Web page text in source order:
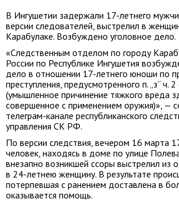
В Ингушетии задержали 17-летнего
версии следователей, выстрелил в
Карабулаке. Возбуждено уголовное дело.
«Следственным отделом по городу
России по Республике Ингушетия
дело в отношении 17-летнего юноши по
преступления, предусмотренного п. „з“ ч.
(умышленное причинение тяжкого вреда
совершенное с применением оружия)», —
телеграм-канале республиканского
управления СК РФ.
По версии следствия, вечером 16 марта
человек, находясь в доме по улице
внезапно возникшей ссоры выстрелил из
в 24-летнею женщину. В результате
потерпевшая с ранением доставлена в
оказывается помощь.